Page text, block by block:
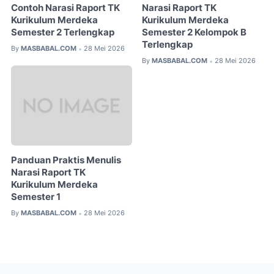
Contoh Narasi Raport TK
Kurikulum Merdeka
Semester 2 Terlengkap
By MASBABAL.COM • 28 Mei 2026
Narasi Raport TK
Kurikulum Merdeka
Semester 2 Kelompok B
Terlengkap
By MASBABAL.COM • 28 Mei 2026
Panduan Praktis Menulis
Narasi Raport TK
Kurikulum Merdeka
Semester 1
By MASBABAL.COM • 28 Mei 2026